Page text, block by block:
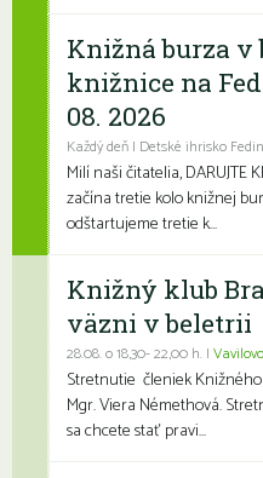
Knižná burza
knižnice na
08. 2026
Každý deň | Detské ihrisko
Milí naši čitatelia, DARUJTE
začína tretie kolo knižnej
odštartujeme tretie k...
Knižný klub
väzni v beletrii
28.08. o 18,30- 22,00 h. |
Stretnutie členiek
Mgr. Viera Némethová.
sa chcete stať pravi...